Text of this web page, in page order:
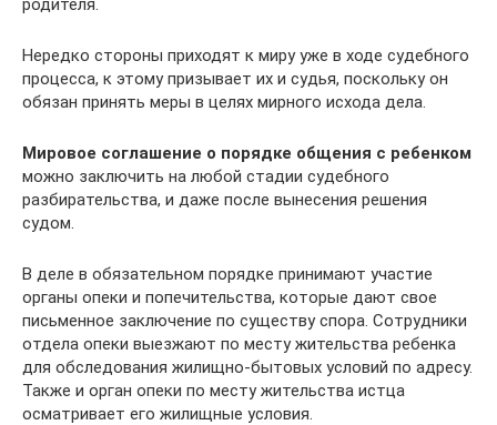
Нередко стороны приходят к миру уже в ходе судебного
процесса, к этому призывает их и судья, поскольку он
обязан принять меры в целях мирного исхода дела.
Мировое соглашение о порядке общения с ребенком
можно заключить на любой стадии судебного
разбирательства, и даже после вынесения решения
судом.
В деле в обязательном порядке принимают участие
органы опеки и попечительства, которые дают свое
письменное заключение по существу спора. Сотрудники
отдела опеки выезжают по месту жительства ребенка
для обследования жилищно-бытовых условий по адресу.
Также и орган опеки по месту жительства истца
осматривает его жилищные условия.